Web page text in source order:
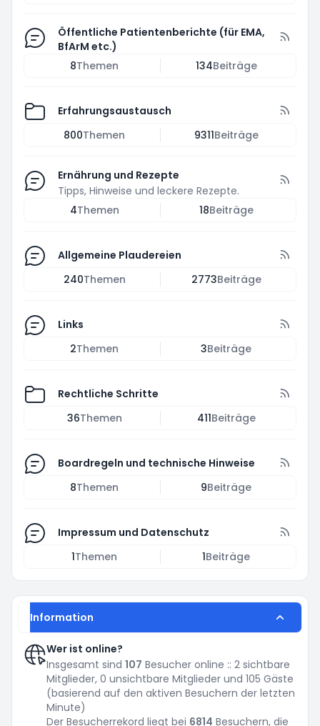
Öffentliche Patientenberichte (für EMA,
BfArM etc.)
8Themen 134Beiträge
Erfahrungsaustausch
800Themen 9311Beiträge
Ernährung und Rezepte
Tipps, Hinweise und leckere Rezepte.
4Themen 18Beiträge
Allgemeine Plaudereien
240Themen 2773Beiträge
Links
2Themen 3Beiträge
Rechtliche Schritte
36Themen 411Beiträge
Boardregeln und technische Hinweise
8Themen 9Beiträge
Impressum und Datenschutz
1Themen 1Beiträge
Information
Wer ist online?
Insgesamt sind 107 Besucher online :: 2 sichtbare
Mitglieder, 0 unsichtbare Mitglieder und 105 Gäste
(basierend auf den aktiven Besuchern der letzten
Minute)
Der Besucherrekord liegt bei 6814 Besuchern, die